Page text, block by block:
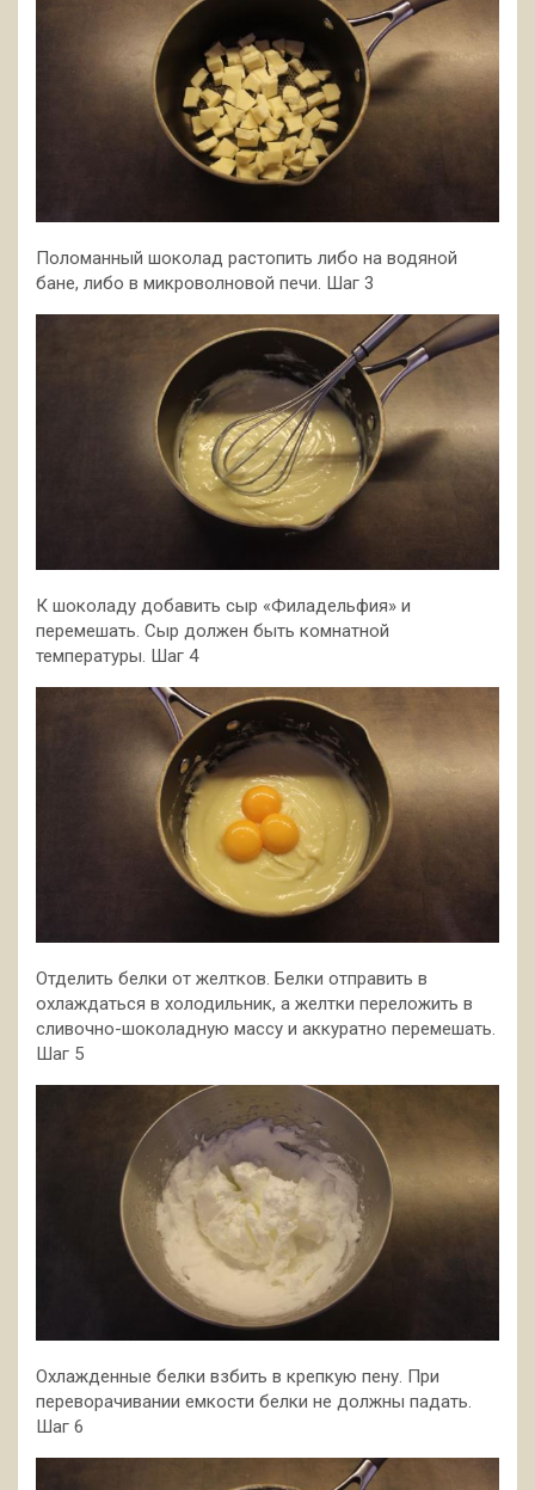
Поломанный шоколад растопить либо на водяной
бане, либо в микроволновой печи. Шаг 3
К шоколаду добавить сыр «Филадельфия» и
перемешать. Сыр должен быть комнатной
температуры. Шаг 4
Отделить белки от желтков. Белки отправить в
охлаждаться в холодильник, а желтки переложить в
сливочно-шоколадную массу и аккуратно перемешать.
Шаг 5
Охлажденные белки взбить в крепкую пену. При
переворачивании емкости белки не должны падать.
Шаг 6